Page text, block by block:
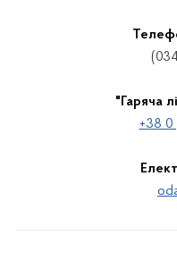
"Гаряча
+38 0